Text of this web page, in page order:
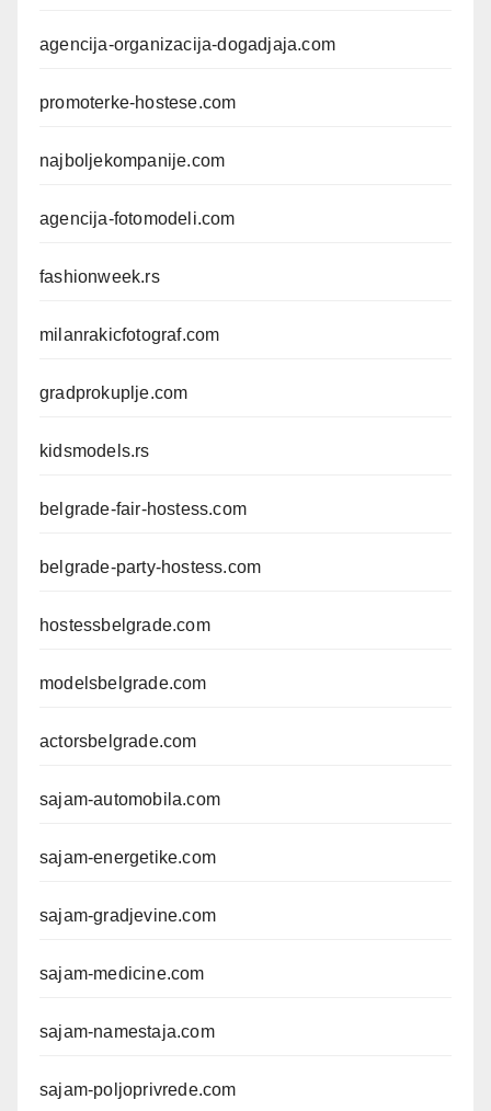
agencija-organizacija-dogadjaja.com
promoterke-hostese.com
najboljekompanije.com
agencija-fotomodeli.com
fashionweek.rs
milanrakicfotograf.com
gradprokuplje.com
kidsmodels.rs
belgrade-fair-hostess.com
belgrade-party-hostess.com
hostessbelgrade.com
modelsbelgrade.com
actorsbelgrade.com
sajam-automobila.com
sajam-energetike.com
sajam-gradjevine.com
sajam-medicine.com
sajam-namestaja.com
sajam-poljoprivrede.com